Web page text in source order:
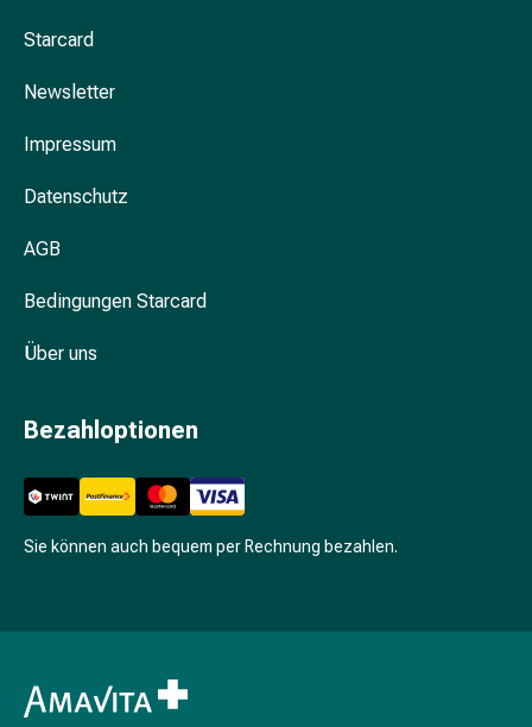
Cellulite
Badezusatz
Intimpflege
Binden
Periodenunterwäsche
Intimpflegezubehör
&
Seife
Starcard
Newsletter
Impressum
Datenschutz
AGB
Bedingungen Starcard
Über uns
Bezahloptionen
Sie können auch bequem per Rechnung bezahlen.